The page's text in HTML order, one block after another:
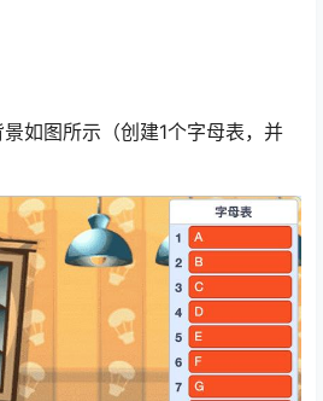
如图所示（创建1个字母表，并